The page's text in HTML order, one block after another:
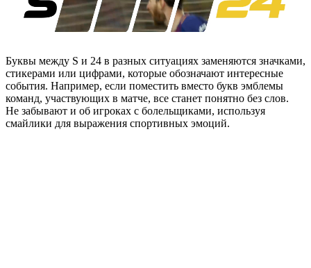
Буквы между S и 24 в разных ситуациях заменяются значками,
стикерами или цифрами, которые обозначают интересные
события. Например, если поместить вместо букв эмблемы
команд, участвующих в матче, все станет понятно без слов.
Не забывают и об игроках с болельщиками, используя
смайлики для выражения спортивных эмоций.